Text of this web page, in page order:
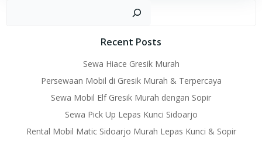
Recent Posts
Sewa Hiace Gresik Murah
Persewaan Mobil di Gresik Murah & Terpercaya
Sewa Mobil Elf Gresik Murah dengan Sopir
Sewa Pick Up Lepas Kunci Sidoarjo
Rental Mobil Matic Sidoarjo Murah Lepas Kunci & Sopir